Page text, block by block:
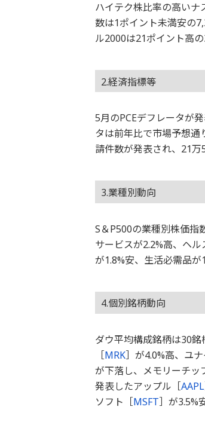
ハイテク株比率の高い
数は1ポイント未満安の
ル2000は21ポイント高
2.経済指標等
5月のPCEデフレータが
タは前年比で市場予想通
請件数が発表され、21万
3.業種別動向
S＆P500の業種別株価指
サービスが2.2%高、ヘ
が1.8%安、生活必需品が
4.個別銘柄動向
ダウ平均構成銘柄は30
［MRK］が4.0%高、ユ
が下落し、メモリーチッ
発表したアップル［AAPL
ソフト［MSFT］が3.5%